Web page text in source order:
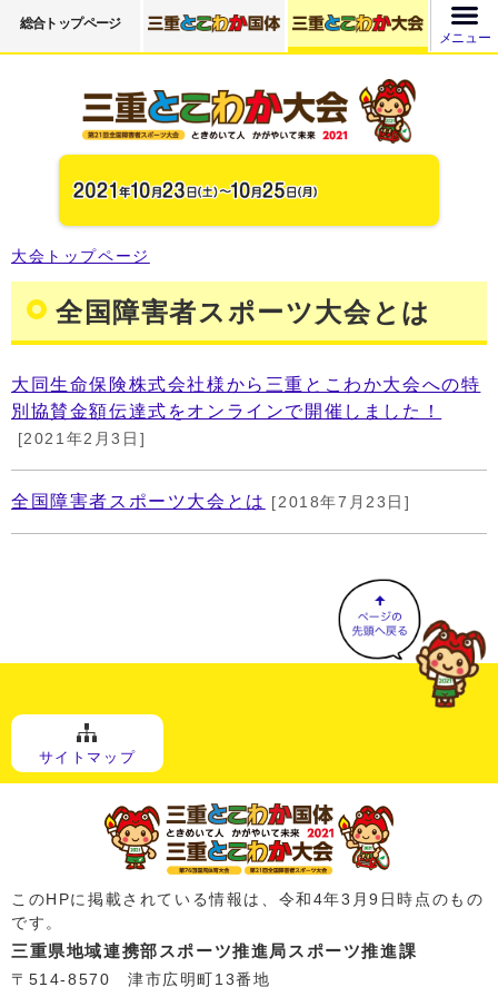
総合トップページ
メニュー
大会トップページ
全国障害者スポーツ大会とは
大同生命保険株式会社様から三重とこわか大会への特
別協賛金額伝達式をオンラインで開催しました！
[2021年2月3日]
全国障害者スポーツ大会とは [2018年7月23日]
サイトマップ
このHPに掲載されている情報は、令和4年3月9日時点のもの
です。
三重県地域連携部スポーツ推進局スポーツ推進課
〒514-8570 津市広明町13番地